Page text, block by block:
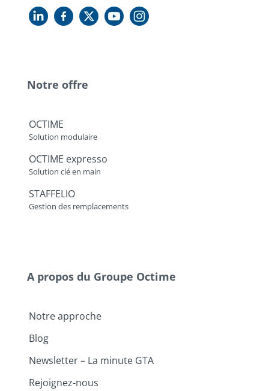
Notre offre
OCTIME
Solution modulaire
OCTIME expresso
Solution clé en main
STAFFELIO
Gestion des remplacements
A propos du Groupe Octime
Notre approche
Blog
Newsletter – La minute GTA
Rejoignez-nous